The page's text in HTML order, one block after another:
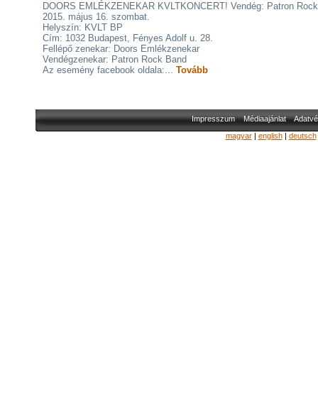
DOORS EMLÉKZENEKAR KVLTKONCERT! Vendég: Patron
2015. május 16. szombat.
Helyszín: KVLT BP
Cím: 1032 Budapest, Fényes Adolf u. 28.
Fellépő zenekar: Doors Emlékzenekar
Vendégzenekar: Patron Rock Band
Az esemény facebook oldala:... Tovább
Impresszum Médiaajánlat
magyar| english| deutsch